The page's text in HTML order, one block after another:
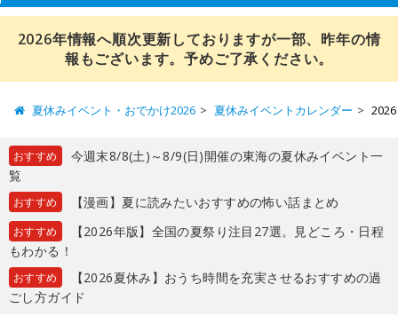
2026年情報へ順次更新しておりますが一部、昨年の情
報もございます。予めご了承ください。
夏休みイベント・おでかけ2026 夏休みイベントカレンダー
おすすめ
今週末8/8(土)～8/9(日)開催の東海の夏休みイベント一
覧
おすすめ 【漫画】夏に読みたいおすすめの怖い話まとめ
おすすめ
【2026年版】全国の夏祭り注目27選。見どころ・日程
もわかる！
おすすめ
【2026夏休み】おうち時間を充実させるおすすめの過
ごし方ガイド